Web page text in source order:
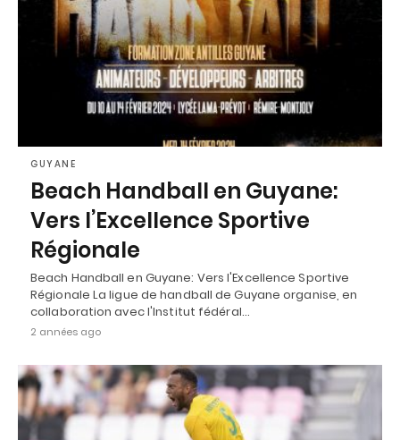
GUYANE
Beach Handball en Guyane:
Vers l’Excellence Sportive
Régionale
Beach Handball en Guyane: Vers l'Excellence Sportive
Régionale La ligue de handball de Guyane organise, en
collaboration avec l'Institut fédéral…
2 années ago